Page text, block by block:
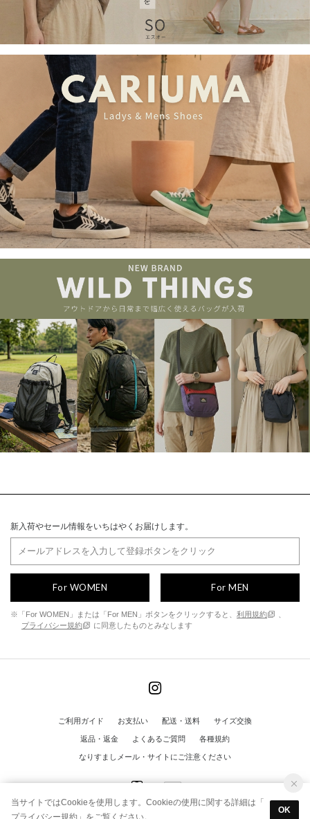
新入荷やセール情報をいちはやくお届けします。
For WOMEN For MEN
※「For WOMEN」または「For MEN」ボタンをクリックすると、 利用規約
プライバシー規約
に同意したものとみなします
ご利用ガイド お支払い 配送・送料 サイズ交換
返品・返金 よくあるご質問 各種規約
なりすましメール・サイトにご注意ください
当サイトではCookieを使用します。Cookieの使用に関する詳細は「
プライバシー規約 」をご覧ください。
OK